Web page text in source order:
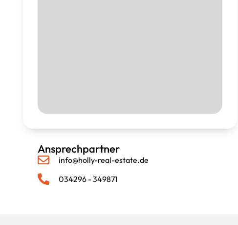
Ansprechpartner
info@holly-real-estate.de
034296 - 349871